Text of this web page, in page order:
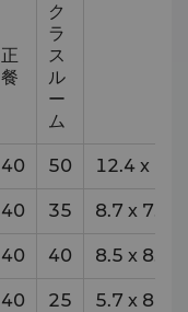
正
餐
ク
ラ
ス
ル
ー
ム
40 50 12.4 x
40 35 8.7 x 7.4
40 40 8.5 x 8.8
40 25 5.7 x 8